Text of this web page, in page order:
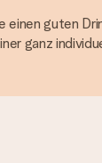
guten
ganz